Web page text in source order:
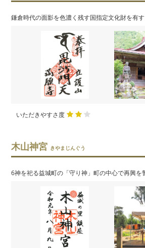
鎌倉時代の面影を色濃く残す国指定文化財を有
いただきやすさ度
木山神宮 きやまじんぐう
6神を祀る益城町の「守り神」町の中心で再興を